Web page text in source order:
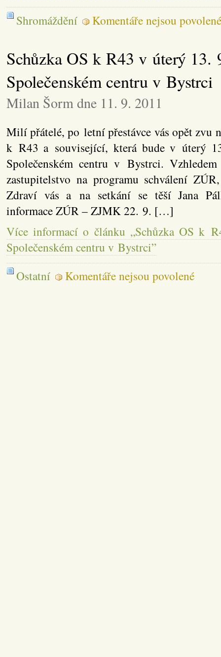
Shromáždění
Komentáře nejsou povolené
Schůzka OS k R43 v úterý 13.
Společenském centru v Bystrci
Milan Šorm dne 11. 9. 2011
Milí přátelé, po letní přestávce vás opět zvu
k R43 a související, která bude v úterý
Společenském centru v Bystrci.
zastupitelstvo na programu schválení
Zdraví vás a na setkání se těší Jana
informace ZÚR – ZJMK 22. 9. […]
Více informací o článku „Schůzka OS k
Společenském centru v Bystrci”
Ostatní
Komentáře nejsou povolenéu
textu